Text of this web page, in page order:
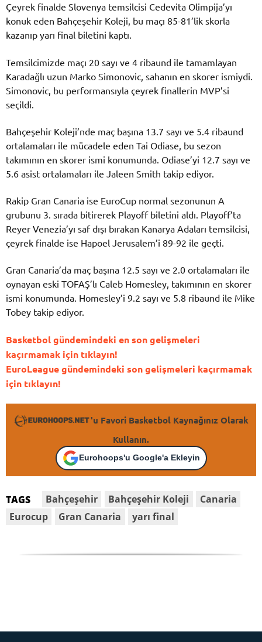
Çeyrek finalde Slovenya temsilcisi Cedevita Olimpija’yı
konuk eden Bahçeşehir Koleji, bu maçı 85-81’lik skorla
kazanıp yarı final biletini kaptı.
Temsilcimizde maçı 20 sayı ve 4 ribaund ile tamamlayan
Karadağlı uzun Marko Simonovic, sahanın en skorer ismiydi.
Simonovic, bu performansıyla çeyrek finallerin MVP’si
seçildi.
Bahçeşehir Koleji’nde maç başına 13.7 sayı ve 5.4 ribaund
ortalamaları ile mücadele eden Tai Odiase, bu sezon
takımının en skorer ismi konumunda. Odiase’yi 12.7 sayı ve
5.6 asist ortalamaları ile Jaleen Smith takip ediyor.
Rakip Gran Canaria ise EuroCup normal sezonunun A
grubunu 3. sırada bitirerek Playoff biletini aldı. Playoff’ta
Reyer Venezia’yı saf dışı bırakan Kanarya Adaları temsilcisi,
çeyrek finalde ise Hapoel Jerusalem’i 89-92 ile geçti.
Gran Canaria’da maç başına 12.5 sayı ve 2.0 ortalamaları ile
oynayan eski TOFAŞ’lı Caleb Homesley, takımının en skorer
ismi konumunda. Homesley’i 9.2 sayı ve 5.8 ribaund ile Mike
Tobey takip ediyor.
Basketbol gündemindeki en son gelişmeleri
kaçırmamak için tıklayın!
EuroLeague gündemindeki son gelişmeleri kaçırmamak
için tıklayın!
'u Favori Basketbol Kaynağınız Olarak
Kullanın.
Eurohoops'u Google'a Ekleyin
TAGS Bahçeşehir Bahçeşehir Koleji
Canaria
Eurocup
Gran Canaria yarı final